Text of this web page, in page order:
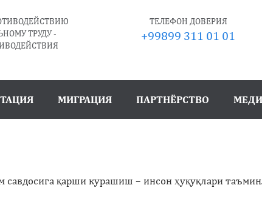
ТРУДУ -
ТЕЛЕФОН ДОВЕРИЯ
+99899 311 01 01
МИГРАЦИЯ ПАРТНЁРСТВО
савдосига қарши курашиш – инсон ҳуқуқлари